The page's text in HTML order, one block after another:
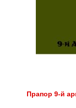
Прапор 9-й